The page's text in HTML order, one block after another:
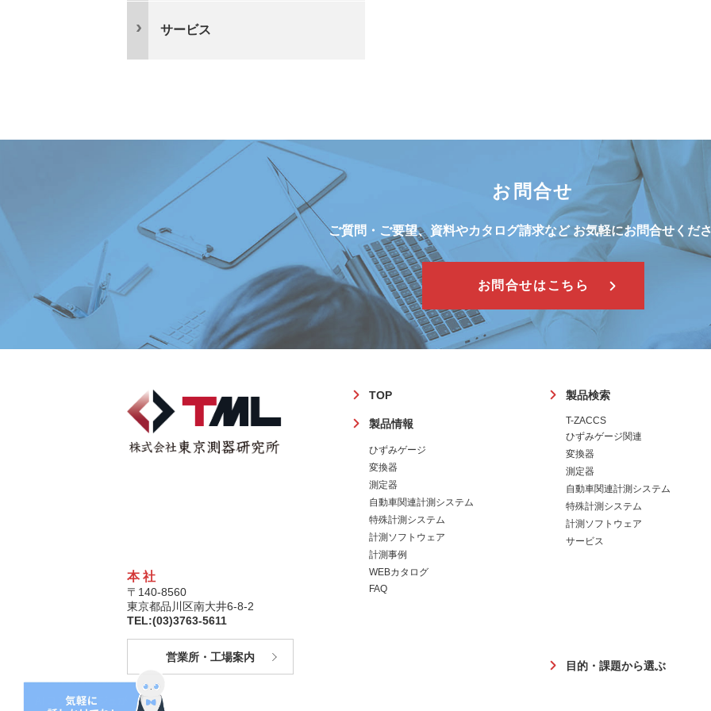
サービス
お問合せ
ご質問・ご要望、資料やカタログ請求などお気軽にお問合せくだ
お問合せはこちら
本 社
〒140-8560
東京都品川区南大井6-8-2
TEL:(03)3763-5611
営業所・工場案内
フ
タ
TOP
製品情報
ひずみゲージ
変換器
測定器
自動車関連計測システム
特殊計測システム
計測ソフトウェア
計測事例
WEBカタログ
FAQ
製品検索
T-ZACCS
ひずみゲージ関連
変換器
測定器
自動車関連計測システム
特殊計測システム
計測ソフトウェア
サービス
目的・課題から選ぶ